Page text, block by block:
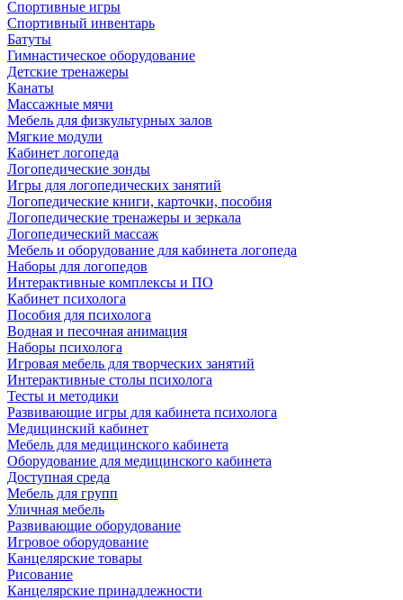
Спортивные игры
Спортивный инвентарь
Батуты
Гимнастическое оборудование
Детские тренажеры
Канаты
Массажные мячи
Мебель для физкультурных залов
Мягкие модули
Кабинет логопеда
Логопедические зонды
Игры для логопедических занятий
Логопедические книги, карточки, пособия
Логопедические тренажеры и зеркала
Логопедический массаж
Мебель и оборудование для кабинета логопеда
Наборы для логопедов
Интерактивные комплексы и ПО
Кабинет психолога
Пособия для психолога
Водная и песочная анимация
Наборы психолога
Игровая мебель для творческих занятий
Интерактивные столы психолога
Тесты и методики
Развивающие игры для кабинета психолога
Медицинский кабинет
Мебель для медицинского кабинета
Оборудование для медицинского кабинета
Доступная среда
Мебель для групп
Уличная мебель
Развивающие оборудование
Игровое оборудование
Канцелярские товары
Рисование
Канцелярские принадлежности